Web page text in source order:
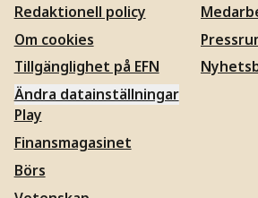
Redaktionell policy
Om cookies
Tillgänglighet på EFN
Ändra datainställningar
Play
Finansmagasinet
Börs